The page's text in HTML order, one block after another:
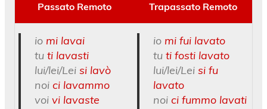
Passato Remoto Trapassato Remoto
io mi lavai
tu ti lavasti
lui/lei/Lei si lavò
noi ci lavammo
voi vi lavaste
io mi fui lavato
tu ti fosti lavato
lui/lei/Lei si fu
lavato
noi ci fummo lavati